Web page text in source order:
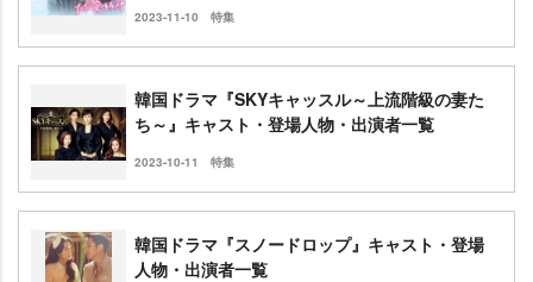
2023-11-10 特集
韓国ドラマ『SKYキャッスル～上流階級の妻た
ち～』キャスト・登場人物・出演者一覧
2023-10-11 特集
韓国ドラマ『スノードロップ』キャスト・登場
人物・出演者一覧